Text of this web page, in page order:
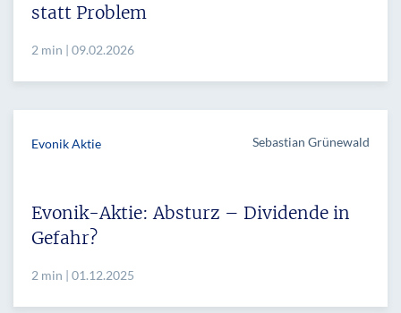
statt Problem
2 min | 09.02.2026
Evonik Aktie Sebastian Grünewald
Evonik-Aktie: Absturz – Dividende in
Gefahr?
2 min | 01.12.2025